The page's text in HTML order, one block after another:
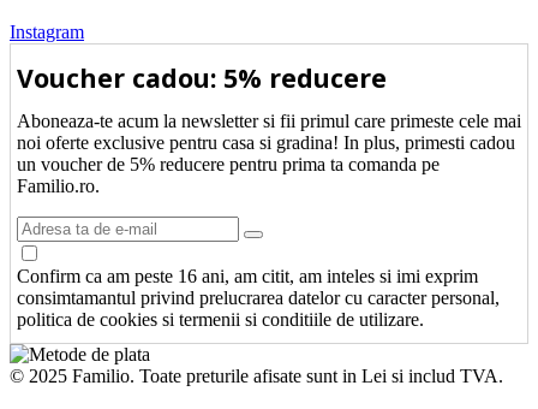
Instagram
Voucher cadou: 5% reducere
Aboneaza-te acum la newsletter si fii primul care primeste cele mai
noi oferte exclusive pentru casa si gradina! In plus, primesti cadou
un voucher de 5% reducere pentru prima ta comanda pe
Familio.ro.
Confirm ca am peste 16 ani, am citit, am inteles si imi exprim
consimtamantul privind prelucrarea datelor cu caracter personal,
politica de cookies si termenii si conditiile de utilizare.
© 2025 Familio. Toate preturile afisate sunt in Lei si includ TVA.